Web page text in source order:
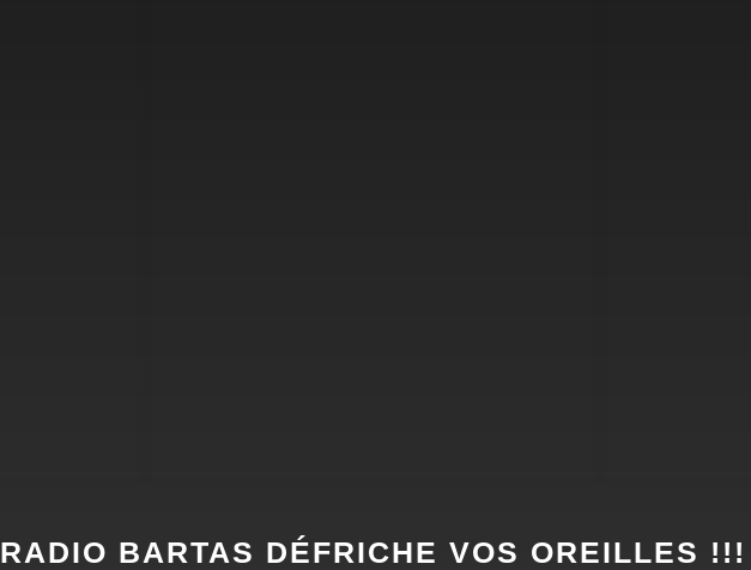
RADIO BARTAS DÉFRICHE VOS OREILLES !!!